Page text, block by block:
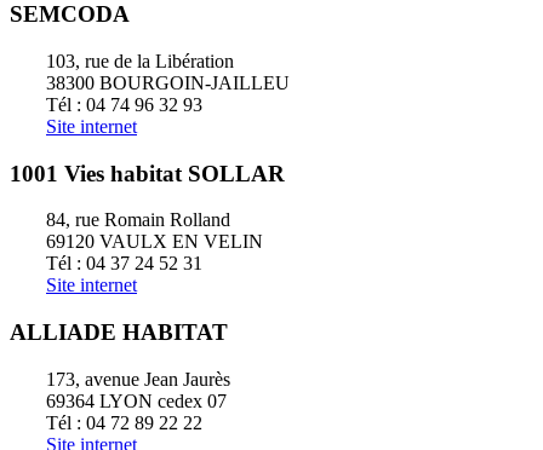
SEMCODA
103, rue de la Libération
38300 BOURGOIN-JAILLEU
Tél : 04 74 96 32 93
Site internet
1001 Vies habitat SOLLAR
84, rue Romain Rolland
69120 VAULX EN VELIN
Tél : 04 37 24 52 31
Site internet
ALLIADE HABITAT
173, avenue Jean Jaurès
69364 LYON cedex 07
Tél : 04 72 89 22 22
Site internet